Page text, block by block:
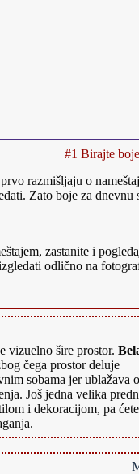
#1 Birajte
razmišljaju o
Zato boje za
zastanite i
odlično na
vizuelno šire prostor.
čega prostor deluje
sobama jer ublažava
Još jedna velika
i dekoracijom, pa